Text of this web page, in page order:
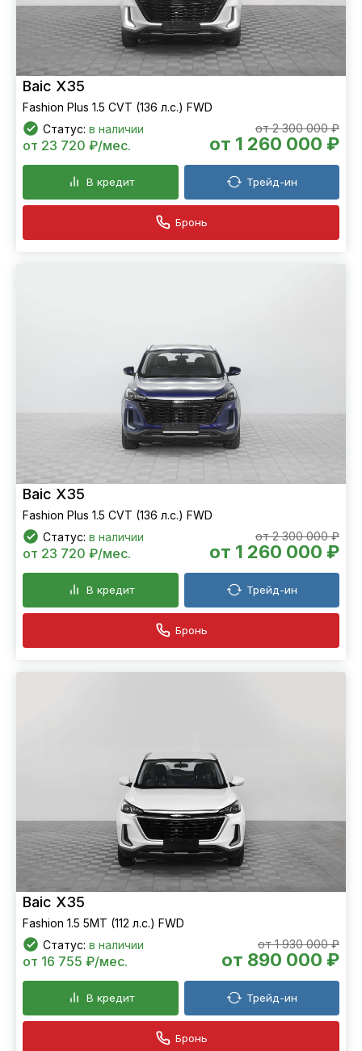
Baic X35
Fashion Plus 1.5 CVT (136 л.с.) FWD
Статус: в наличии от 2 300 000 ₽
от 1 260 000 ₽
от 23 720 ₽/мес.
В кредит Трейд-ин
Бронь
Baic X35
Fashion Plus 1.5 CVT (136 л.с.) FWD
Статус: в наличии от 2 300 000 ₽
от 1 260 000 ₽
от 23 720 ₽/мес.
В кредит Трейд-ин
Бронь
Baic X35
Fashion 1.5 5MT (112 л.с.) FWD
Статус: в наличии от 1 930 000 ₽
от 890 000 ₽
от 16 755 ₽/мес.
В кредит Трейд-ин
Бронь